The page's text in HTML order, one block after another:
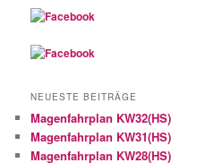
NEUESTE BEITRÄGE
Magenfahrplan KW32(HS)
Magenfahrplan KW31(HS)
Magenfahrplan KW28(HS)